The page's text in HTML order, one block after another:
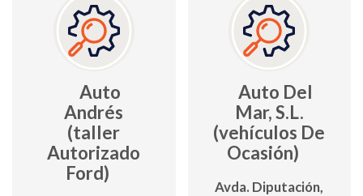
Auto
Andrés
(taller
Autorizado
Ford)
Auto Del
Mar, S.L.
(vehículos De
Ocasión)
Avda. Diputación,